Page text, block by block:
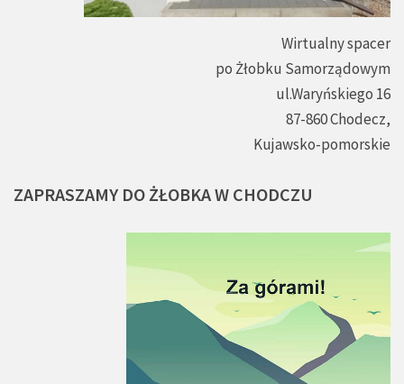
Wirtualny spacer
po Żłobku Samorządowym
ul.Waryńskiego 16
87-860 Chodecz,
Kujawsko-pomorskie
ZAPRASZAMY DO ŻŁOBKAW CHODCZU